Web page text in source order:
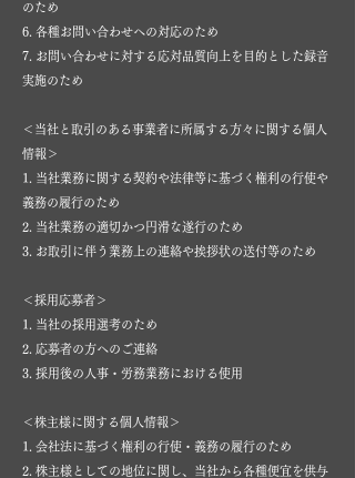
のため
6. 各種お問い合わせへの対応のため
7. お問い合わせに対する応対品質向上を目的とした録音
実施のため
＜当社と取引のある事業者に所属する方々に関する個人
情報＞
1. 当社業務に関する契約や法律等に基づく権利の行使や
義務の履行のため
2. 当社業務の適切かつ円滑な遂行のため
3. お取引に伴う業務上の連絡や挨拶状の送付等のため
＜採用応募者＞
1. 当社の採用選考のため
2. 応募者の方へのご連絡
3. 採用後の人事・労務業務における使用
＜株主様に関する個人情報＞
1. 会社法に基づく権利の行使・義務の履行のため
2. 株主様としての地位に関し、当社から各種便宜を供与